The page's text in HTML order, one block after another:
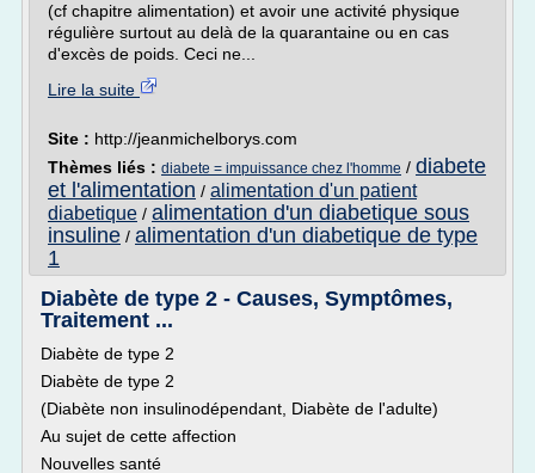
(cf chapitre alimentation) et avoir une activité physique
régulière surtout au delà de la quarantaine ou en cas
d'excès de poids. Ceci ne...
Lire la suite
Site : http://jeanmichelborys.com
Thèmes liés : diabete = impuissance chez l'homme / diabete
et l'alimentation / alimentation d'un patient
diabetique / alimentation d'un diabetique sous
insuline / alimentation d'un diabetique de type
1
Diabète de type 2 - Causes, Symptômes,
Traitement ...
Diabète de type 2
Diabète de type 2
(Diabète non insulinodépendant, Diabète de l'adulte)
Au sujet de cette affection
Nouvelles santé